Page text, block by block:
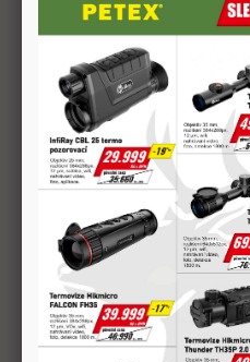
Popis produktu
Náboj je velmi vhodný pro
poslouží rovněž i ke střelbě na
zahrdlení.
Brokové střelivo S&B 12/70
•Velikost broku: 3,5mm
•Navážka: 32g
•Počáteční rychlost: 385 m/s
•Kování: 12,5mm
•Balení: 25ks